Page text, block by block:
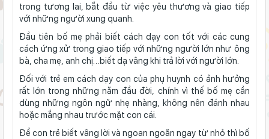
trong tương lai, bắt đầu từ việc yêu thương và giao tiếp
với những người xung quanh.
Đầu tiên bố mẹ phải biết cách dạy con tốt với các cung
cách ứng xử trong giao tiếp với những người lớn như ông
bà, cha mẹ, anh chị…biết dạ vâng khi trả lời với người lớn.
Đối với trẻ em cách dạy con của phụ huynh có ảnh hưởng
rất lớn trong những năm đầu đời, chính vì thế bố mẹ cần
dùng những ngôn ngữ nhẹ nhàng, không nên đánh nhau
hoặc mắng nhau trước mặt con cái.
Để con trẻ biết vâng lời và ngoan ngoãn ngay từ nhỏ thì bố